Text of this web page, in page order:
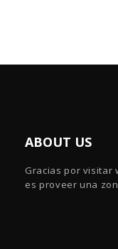
ABOUT US
Gracias por visitar
es proveer una